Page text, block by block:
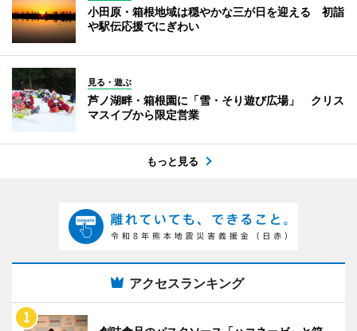
小田原・箱根地域は穏やかな三が日を迎える 初詣
や駅伝応援でにぎわい
見る・遊ぶ
芦ノ湖畔・箱根園に「雪・そり遊び広場」 クリス
マスイブから限定営業
もっと見る
アクセスランキング